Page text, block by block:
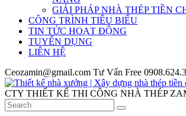
GIẢI PHÁP NHÀ THÉP TIỀN
CÔNG TRÌNH TIÊU BIỂU
TIN TỨC HOẠT ĐỘNG
TUYỂN DỤNG
LIÊN HỆ
Ceozamin@gmail.com Tư Vấn Free
CTY THIẾT KẾ THI CÔNG NHÀ THÉP